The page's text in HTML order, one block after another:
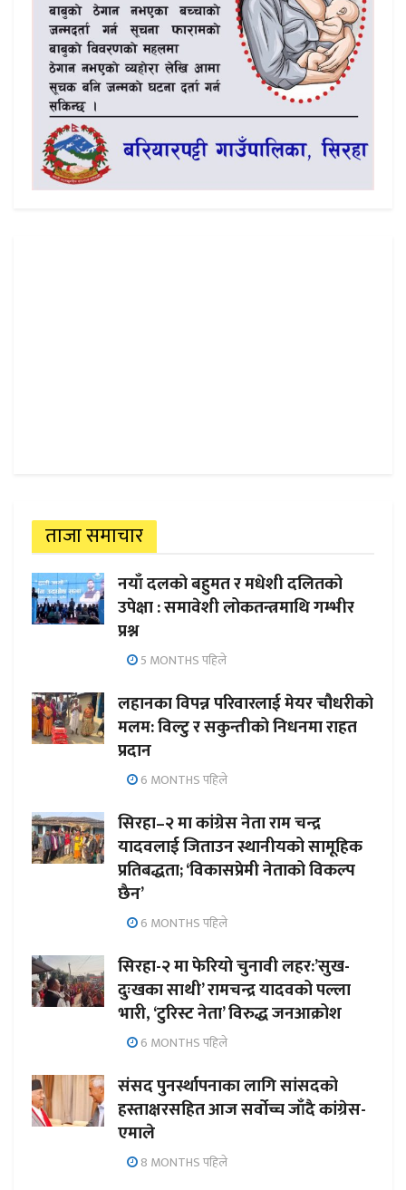
ताजा समाचार
नयाँ दलको बहुमत र मधेशी दलितको
उपेक्षा : समावेशी लोकतन्त्रमाथि गम्भीर
प्रश्न
5 MONTHS पहिले
लहानका विपन्न परिवारलाई मेयर चौधरीको
मलम: विल्टु र सकुन्तीको निधनमा राहत
प्रदान
6 MONTHS पहिले
सिरहा–२ मा कांग्रेस नेता राम चन्द्र
यादवलाई जिताउन स्थानीयको सामूहिक
प्रतिबद्धता; ‘विकासप्रेमी नेताको विकल्प
छैन’
6 MONTHS पहिले
सिरहा-२ मा फेरियो चुनावी लहर:’सुख-
दुःखका साथी’ रामचन्द्र यादवको पल्ला
भारी, ‘टुरिस्ट नेता’ विरुद्ध जनआक्रोश
6 MONTHS पहिले
संसद पुनर्स्थापनाका लागि सांसदको
हस्ताक्षरसहित आज सर्वोच्च जाँदै कांग्रेस-
एमाले
8 MONTHS पहिले